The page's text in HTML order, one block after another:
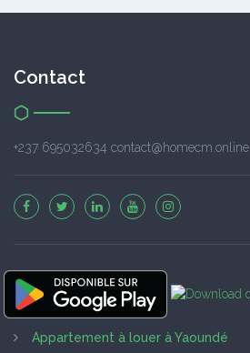
Contact
+237 695032634 contact@homecm.online
Appartement à louer à Yaoundé